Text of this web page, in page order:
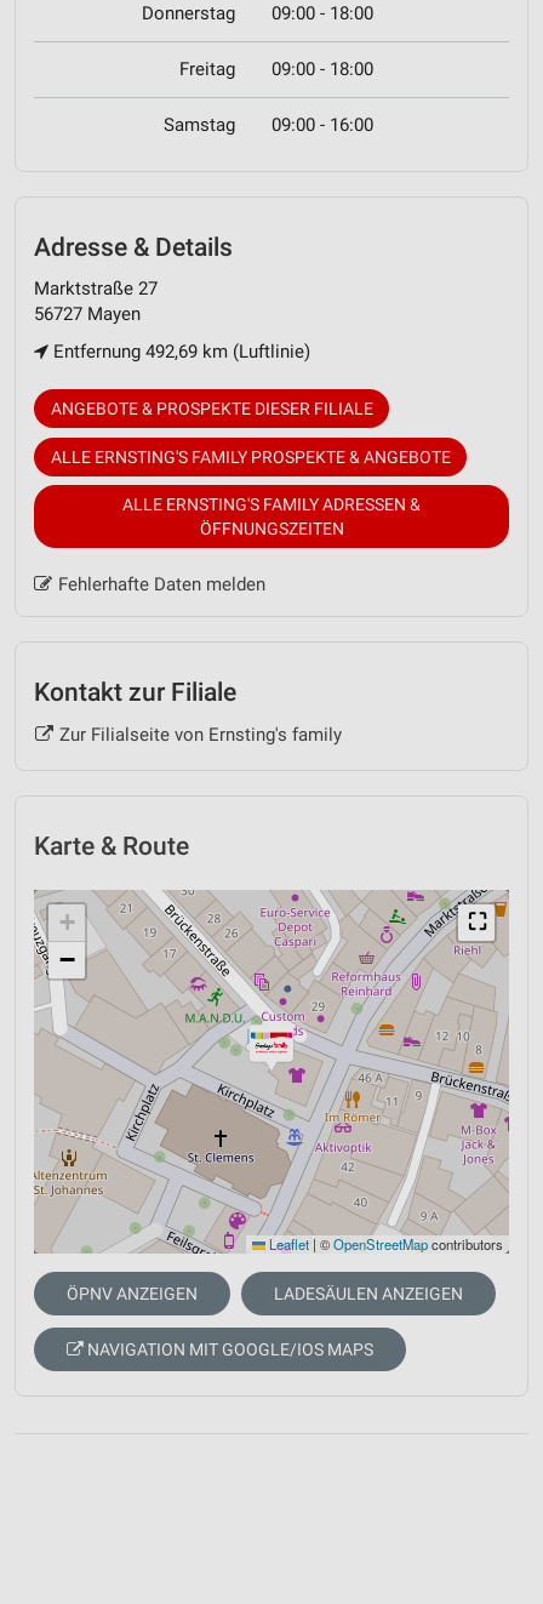
Donnerstag 09:00 - 18:00
Freitag 09:00 - 18:00
Samstag 09:00 - 16:00
Adresse & Details
Marktstraße 27
56727 Mayen
Entfernung 492,69 km (Luftlinie)
ANGEBOTE & PROSPEKTE DIESER FILIALE
ALLE ERNSTING'S FAMILY PROSPEKTE & ANGEBOTE
ALLE ERNSTING'S FAMILY ADRESSEN &
ÖFFNUNGSZEITEN
Fehlerhafte Daten melden
Kontakt zur Filiale
Zur Filialseite von Ernsting's family
Karte & Route
⛶
+
−
Leaflet | ©OpenStreetMapcontributors
ÖPNV ANZEIGEN LADESÄULEN ANZEIGEN
NAVIGATION MIT GOOGLE/IOS MAPS